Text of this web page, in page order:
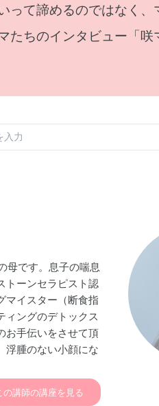
って諦めるのではなく
たちのインタビュー「咲
母です。息子の喘息
トーンセラピスト認
マイスター（断食指
ィングのデトックス
お手伝いをさせて頂
浮腫のない小顔にな
たい、などの悩みを
座やサポートを。耳
の講師の講座を見る